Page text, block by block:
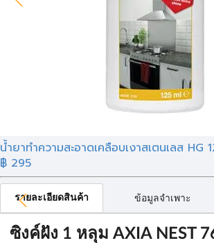
น้ำยาทำความสะอาดเคลือบเงาสเตนเลส HG
฿ 295
รายละเอียดสินค้า ข้อมูลจำเพาะ
ซิงค์ฝัง 1 หลุม AXIA NEST